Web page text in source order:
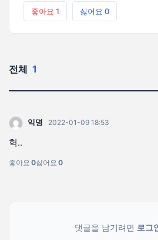
좋아요 1 싫어요 0
전체 1
익명 2022-01-09 18:53
헉..
좋아요 0싫어요 0
댓글을 남기려면 로그